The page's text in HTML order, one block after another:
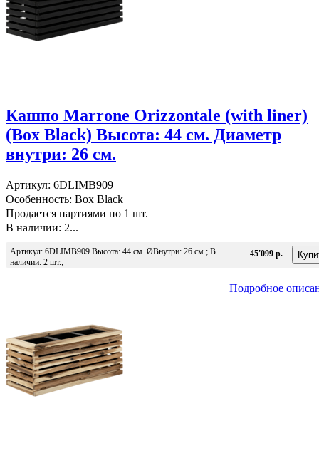
Кашпо Marrone Orizzontale (with liner)
(Box Black) Высота: 44 см. Диаметр
внутри: 26 см.
Артикул: 6DLIMB909
Особенность: Box Black
Продается партиями по 1 шт.
В наличии: 2...
Артикул: 6DLIMB909 Высота: 44 см. ØВнутри: 26 см.; В
наличии: 2 шт.;
45'099 р.
Подробное